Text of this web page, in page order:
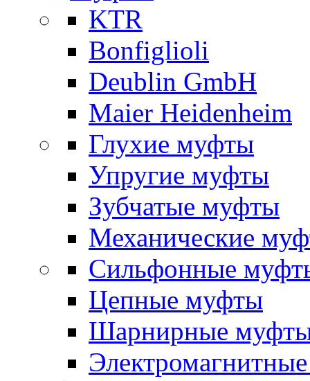
KTR
Bonfiglioli
Deublin GmbH
Maier Heidenheim
Глухие муфты
Упругие муфты
Зубчатые муфты
Механические
Сильфонные
Цепные муфты
Шарнирные